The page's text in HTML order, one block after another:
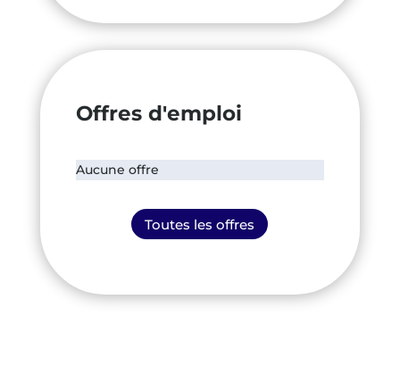
Offres d'emploi
Aucune offre
Toutes les offres